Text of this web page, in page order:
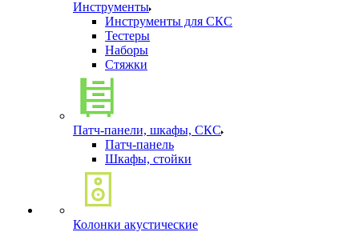
Инструменты
Инструменты для СКС
Тестеры
Наборы
Стяжки
Патч-панели, шкафы, СКС
Патч-панель
Шкафы, стойки
Колонки акустические